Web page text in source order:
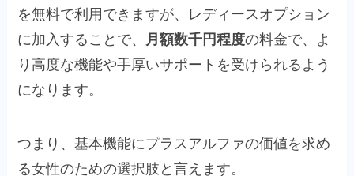
を無料で利用できますが、レディースオプション
に加入することで、
月額数千円程度の料金で、よ
り高度な機能や手厚いサポートを受けられるよう
になります。
つまり、基本機能にプラスアルファの価値を求め
る女性のための選択肢と言えます。